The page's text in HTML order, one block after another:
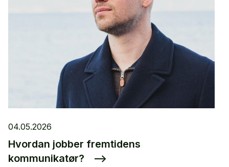
04.05.2026
Hvordan jobber fremtidens
kommunikatør?
–>